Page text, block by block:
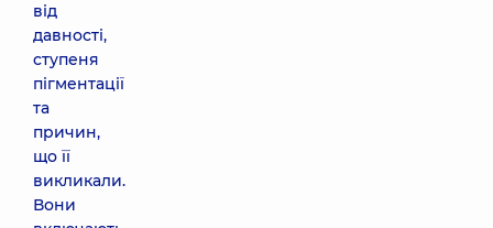
від
давності,
ступеня
пігментації
та
причин,
що її
викликали.
Вони